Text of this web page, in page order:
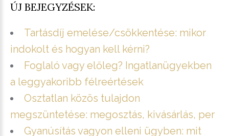
ÚJ BEJEGYZÉSEK:
Tartásdíj emelése/csökkentése: mikor
indokolt és hogyan kell kérni?
Foglaló vagy előleg? Ingatlanügyekben
a leggyakoribb félreértések
Osztatlan közös tulajdon
megszüntetése: megosztás, kivásárlás, per
Gyanúsítás vagyon elleni ügyben: mit